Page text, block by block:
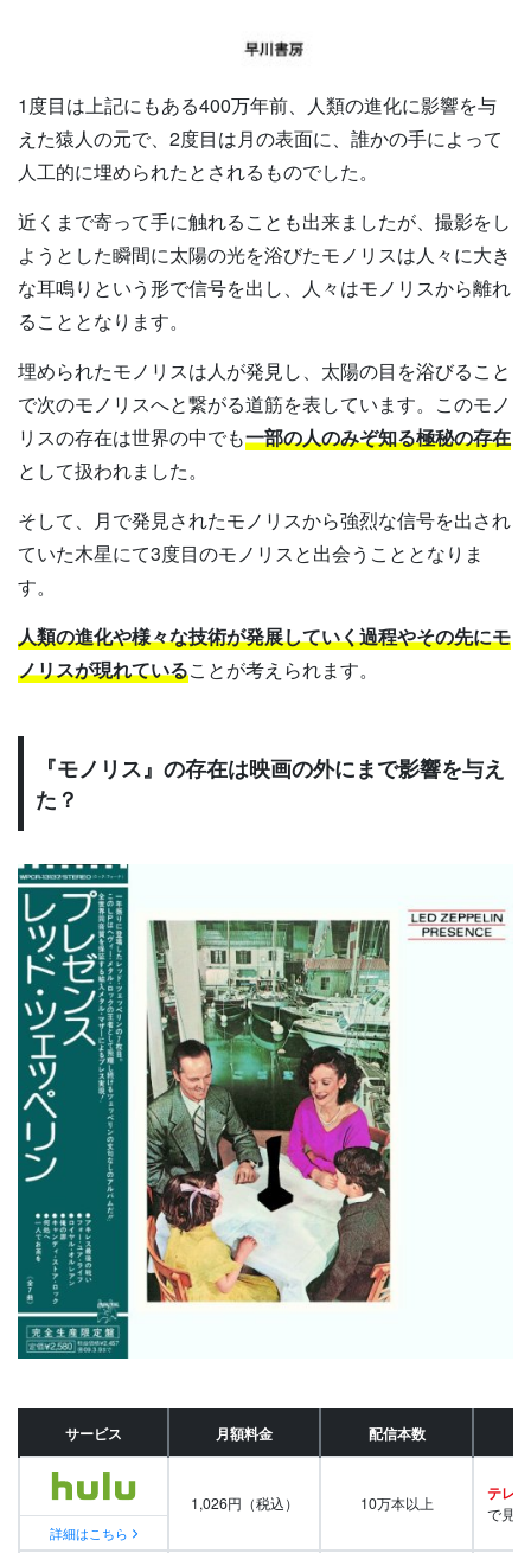
1度目は上記にもある400万年前、人類の進化に影響を与
えた猿人の元で、2度目は月の表面に、誰かの手によって
人工的に埋められたとされるものでした。
近くまで寄って手に触れることも出来ましたが、撮影をし
ようとした瞬間に太陽の光を浴びたモノリスは人々に大き
な耳鳴りという形で信号を出し、人々はモノリスから離れ
ることとなります。
埋められたモノリスは人が発見し、太陽の目を浴びること
で次のモノリスへと繋がる道筋を表しています。このモノ
リスの存在は世界の中でも一部の人のみぞ知る極秘の存在
として扱われました。
そして、月で発見されたモノリスから強烈な信号を出され
ていた木星にて3度目のモノリスと出会うこととなりま
す。
人類の進化や様々な技術が発展していく過程やその先にモ
ノリスが現れていることが考えられます。
『モノリス』の存在は映画の外にまで影響を与え
た？
サービス 月額料金 配信本数
詳細はこちら
1,026円（税込） 10万本以上 テレビ
で見